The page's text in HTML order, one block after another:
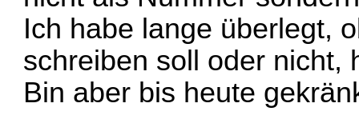
Ich habe lange überlegt,
schreiben soll oder nicht,
Bin aber bis heute